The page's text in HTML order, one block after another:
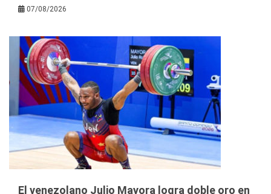
07/08/2026
El venezolano Julio Mayora logra doble oro en